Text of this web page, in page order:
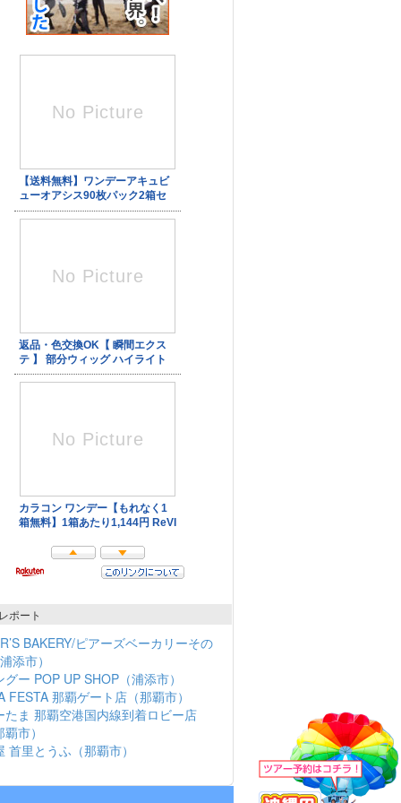
ポート
BAKERY/ピアーズベーカリーその
添市）
グー POP UP SHOP（浦添市）
FESTA 那覇ゲート店（那覇市）
たま 那覇空港国内線到着ロビー店
市）
首里とうふ（那覇市）